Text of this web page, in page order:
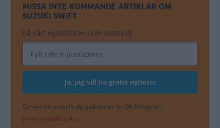
MISSA INTE KOMMANDE ARTIKLAR OM
SUZUKI SWIFT
Få vårt nyhetsbrev utan kostnad
Genom att anmäla dig godkänner du OK-förlagets
personuppgiftspolicy.